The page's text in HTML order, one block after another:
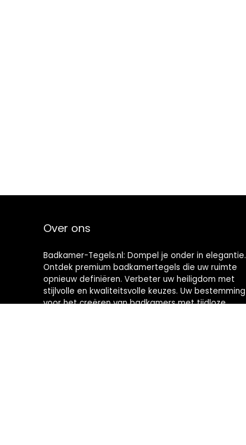
Over ons
Badkamer-Tegels.nl: Dompel je onder in elegantie.
Ontdek premium badkamertegels die uw ruimte
opnieuw definiëren. Verbeter uw heiligdom met
stijlvolle en kwaliteitsvolle keuzes. Uw bestemming
voor het creëren van badkamers met tijdloze